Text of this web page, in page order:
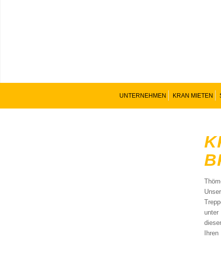
UNTERNEHMEN KRAN MIETEN
unter